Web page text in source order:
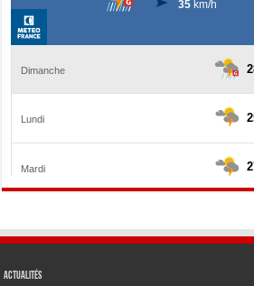
Actualités